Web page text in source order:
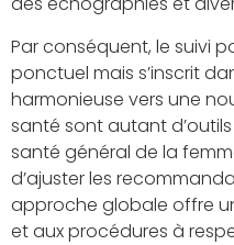
Par conséquent, le suivi
ponctuel mais s’inscrit
harmonieuse vers une
santé sont autant
santé général de la
d’ajuster les
approche globale offre
et aux procédures à